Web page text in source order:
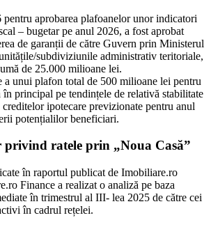
pentru aprobarea plafoanelor unor indicatori
– bugetar pe anul 2026, a fost aprobat
de garanții de către Guvern prin Ministerul
subdiviziunile administrativ teritoriale,
de 25.000 milioane lei.
a unui plafon total de 500 milioane lei pentru
în principal pe tendințele de relativă stabilitate
ipotecare previzionate pentru anul
potențialilor beneficiari.
ratele prin „Noua Casă”
în raportul publicat de Imobiliare.ro
Finance a realizat o analiză pe baza
în trimestrul al III- lea 2025 de către cei
în cadrul rețelei.